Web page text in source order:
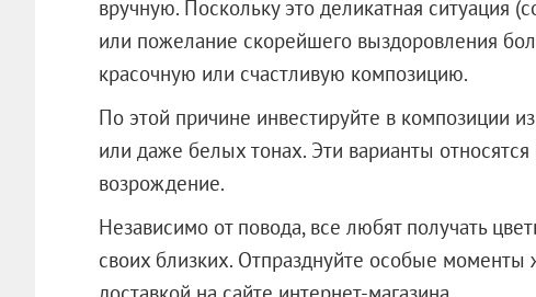
вручную. Поскольку это деликатная ситуация
или пожелание скорейшего выздоровления
красочную или счастливую композицию.
По этой причине инвестируйте в композиции
или даже белых тонах. Эти варианты
возрождение.
Независимо от повода, все любят получать
своих близких. Отпразднуйте особые моменты